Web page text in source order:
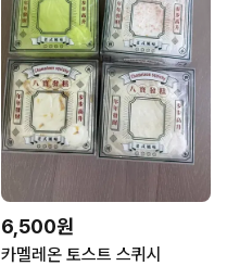
6,500원
카멜레온 토스트 스퀴시